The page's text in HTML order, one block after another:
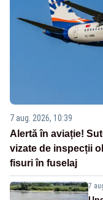
7 aug. 2026, 10:39
Alertă în aviație!
vizate de inspecții
fisuri în fuselaj
7